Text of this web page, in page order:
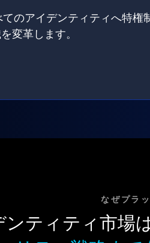
のアイデンティティへ特権
変革します。
なぜプラ
ンティティ市場